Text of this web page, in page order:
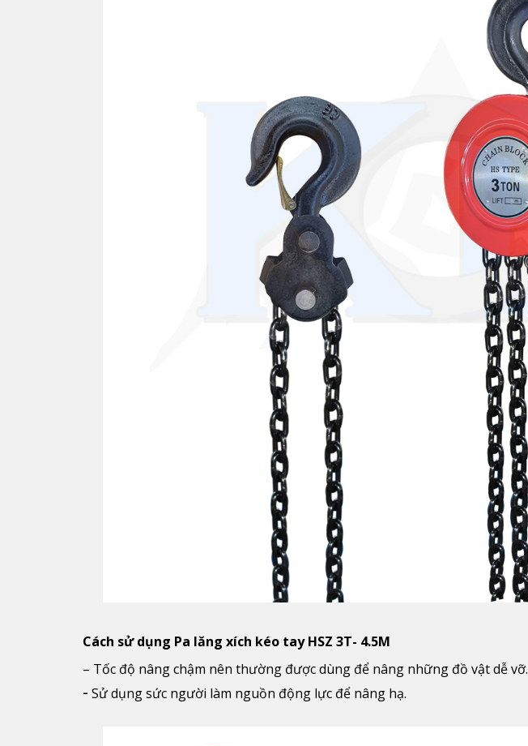
Cách sử dụng Pa lăng xích kéo tay HSZ 3T- 4.5M
– Tốc độ nâng chậm nên thường được dùng để nâng những đồ vật dễ vỡ.
- Sử dụng sức người làm nguồn động lực để nâng hạ.